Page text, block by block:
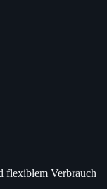
flexiblem Verbrauch